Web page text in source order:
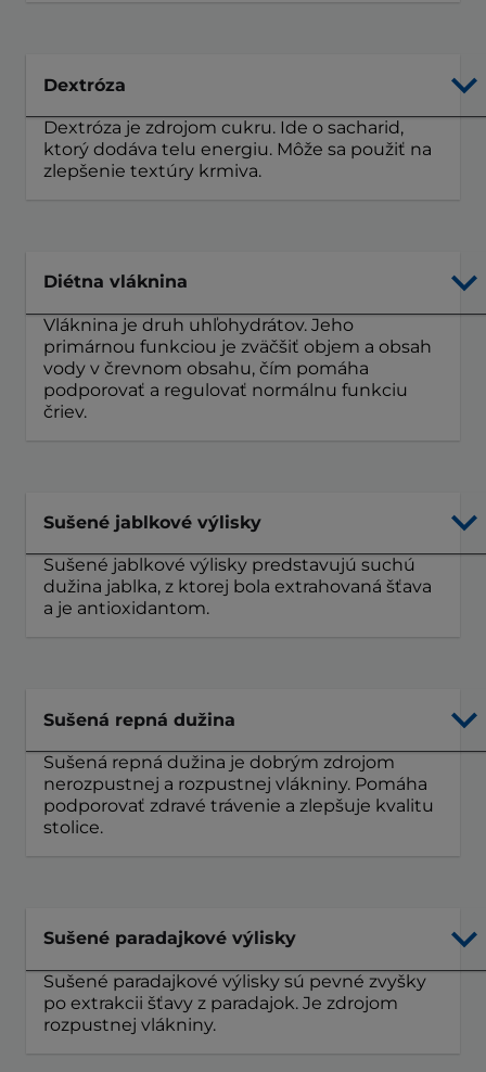
Dextróza
Dextróza je zdrojom cukru. Ide o sacharid,
ktorý dodáva telu energiu. Môže sa použiť na
zlepšenie textúry krmiva.
Diétna vláknina
Vláknina je druh uhľohydrátov. Jeho
primárnou funkciou je zväčšiť objem a obsah
vody v črevnom obsahu, čím pomáha
podporovať a regulovať normálnu funkciu
čriev.
Sušené jablkové výlisky
Sušené jablkové výlisky predstavujú suchú
dužina jablka, z ktorej bola extrahovaná šťava
a je antioxidantom.
Sušená repná dužina
Sušená repná dužina je dobrým zdrojom
nerozpustnej a rozpustnej vlákniny. Pomáha
podporovať zdravé trávenie a zlepšuje kvalitu
stolice.
Sušené paradajkové výlisky
Sušené paradajkové výlisky sú pevné zvyšky
po extrakcii šťavy z paradajok. Je zdrojom
rozpustnej vlákniny.